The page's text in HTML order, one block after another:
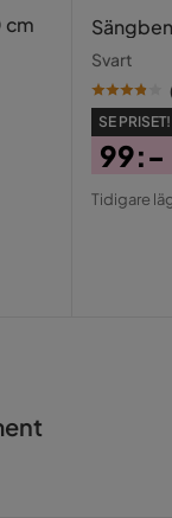
cm
Svart
SE PRISET!
Pris
99:-
Tidigare